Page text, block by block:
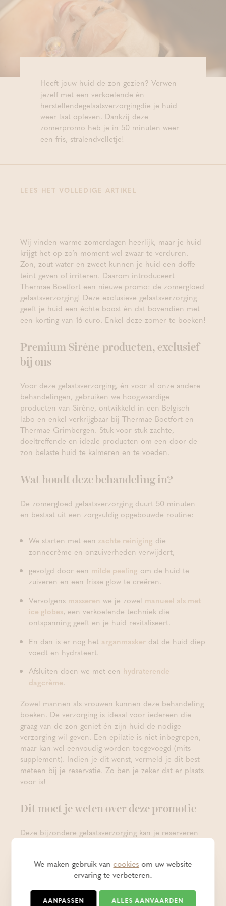
Heeft jouw huid de zon gezien? Verwen
jezelf met een verkoelende én
herstellendegelaatsverzorgingdie je huid
weer laat opleven. Dankzij deze
zomerpromo heb je in 50 minuten weer
een fris, stralendvelletje!
LEES HET VOLLEDIGE ARTIKEL
Wij vinden warme zomerdagen heerlijk, maar je huid
krijgt het op zo’n moment wel zwaar te verduren.
Zon, zout water en zweet kunnen je huid een doffe
teint geven of irriteren. Daarom introduceert
Thermae Boetfort een nieuwe promo: de zomergloed
gelaatsverzorging! Deze exclusieve gelaatsverzorging
geeft je huid een échte boost én dat bovendien met
een korting van 16 euro. Enkel deze zomer te boeken!
Premium Sirène-producten, exclusief
bij ons
Voor deze gelaatsverzorging, én voor al onze andere
behandelingen, gebruiken we hoogwaardige
producten van Sirène, ontwikkeld in een Belgisch
labo en enkel verkrijgbaar bij Thermae Boetfort en
Thermae Grimbergen. Stuk voor stuk zachte,
doeltreffende en ideale producten om een door de
zon belaste huid te kalmeren en te voeden.
Wat houdt deze behandeling in?
De zomergloed gelaatsverzorging duurt 50 minuten
en bestaat uit een zorgvuldig opgebouwde routine:
We starten met een zachte reiniging die
zonnecrème en onzuiverheden verwijdert,
gevolgd door een milde peeling om de huid te
zuiveren en een frisse glow te creëren.
Vervolgens masseren we je zowel manueel als met
ice globes, een verkoelende techniek die
ontspanning geeft en je huid revitaliseert.
En dan is er nog het arganmasker dat de huid diep
voedt en hydrateert.
Afsluiten doen we met een hydraterende
dagcrème.
Zowel mannen als vrouwen kunnen deze behandeling
boeken. De verzorging is ideaal voor iedereen die
graag van de zon geniet én zijn huid de nodige
verzorging wil geven. Een epilatie is niet inbegrepen,
maar kan wel eenvoudig worden toegevoegd (mits
supplement). Indien je dit wenst, vermeld je dit best
meteen bij je reservatie. Zo ben je zeker dat er plaats
voor is!
Dit moet je weten over deze promotie
Deze bijzondere gelaatsverzorging kan je reserveren
van meer dan 18%! Je kan deze verzorging niet als
cadeaubon aankopen.
Wil je deze zomergloed gelaatsverzorging graag eens
We maken gebruik vancookiesom uw website
ervaring te verbeteren.
AANPASSEN ALLES AANVAARDEN